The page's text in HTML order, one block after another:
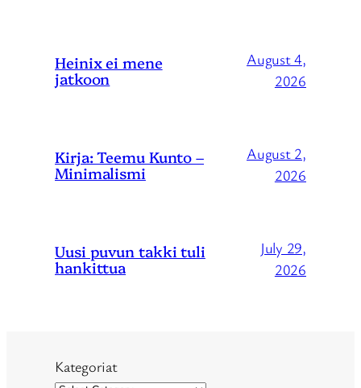
Heinix ei mene
jatkoon
August 4,
2026
Kirja: Teemu Kunto –
Minimalismi
August 2,
2026
Uusi puvun takki tuli
hankittua
July 29,
2026
Kategoriat